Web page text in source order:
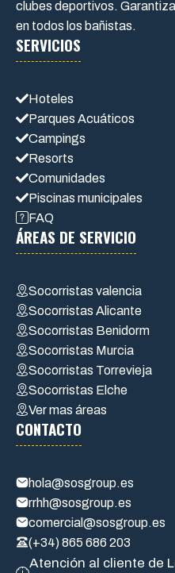
clubes deportivos.
en todos los bañistas.
SERVICIOS
Hoteles
Parques Acuáticos
Campings
Resorts
Comunidades
Piscinas municipales
FAQ
ÁREAS DE SERVICIO
Socorristas valencia
Socorristas Alicante
Socorristas Benidorm
Socorristas Murcia
Socorristas Torrevieja
Socorristas Elche
Ver mas áreas
CONTACTO
hola@sosgroup.es
rrhh@sosgroup.es
comercial@sosgroup.es
(+34) 865 686 203
Atención al cliente de